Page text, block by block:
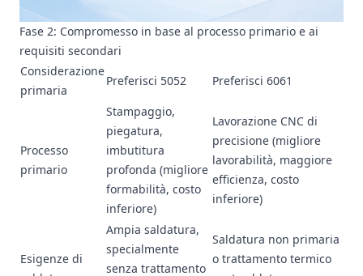
Fase 2: Compromesso in base al processo primario e ai
requisiti secondari
Considerazione
primaria
Preferisci 5052 Preferisci 6061
Processo
primario
Stampaggio,
piegatura,
imbutitura
profonda (migliore
formabilità, costo
inferiore)
Lavorazione CNC di
precisione (migliore
lavorabilità, maggiore
efficienza, costo
inferiore)
Esigenze di
Ampia saldatura,
specialmente
senza trattamento
Saldatura non primaria
o trattamento termico